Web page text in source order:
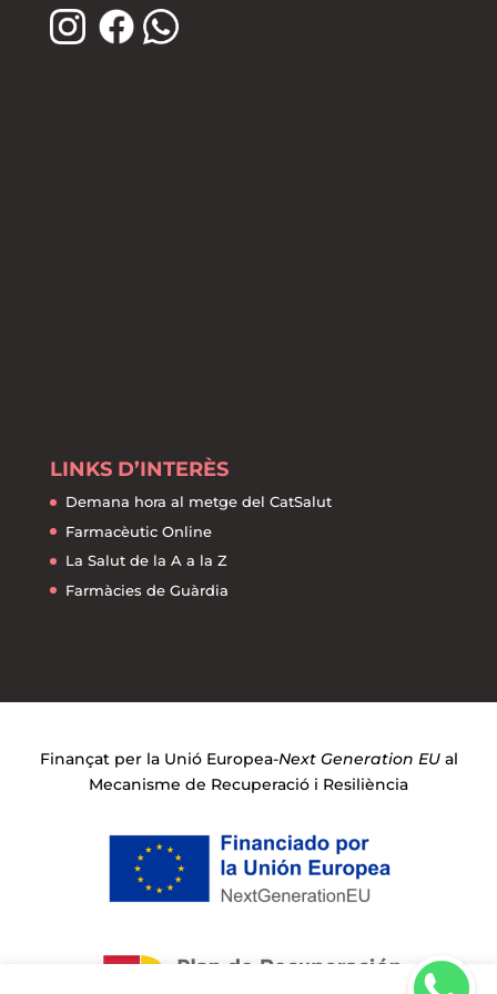
LINKS D’INTERÈS
Demana hora al metge del CatSalut
Farmacèutic Online
La Salut de la A a la Z
Farmàcies de Guàrdia
Finançat per la Unió Europea-Next Generation EUal
Mecanisme de Recuperació i Resiliència